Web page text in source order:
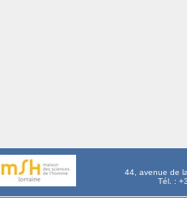
44, avenue de
Tél. :